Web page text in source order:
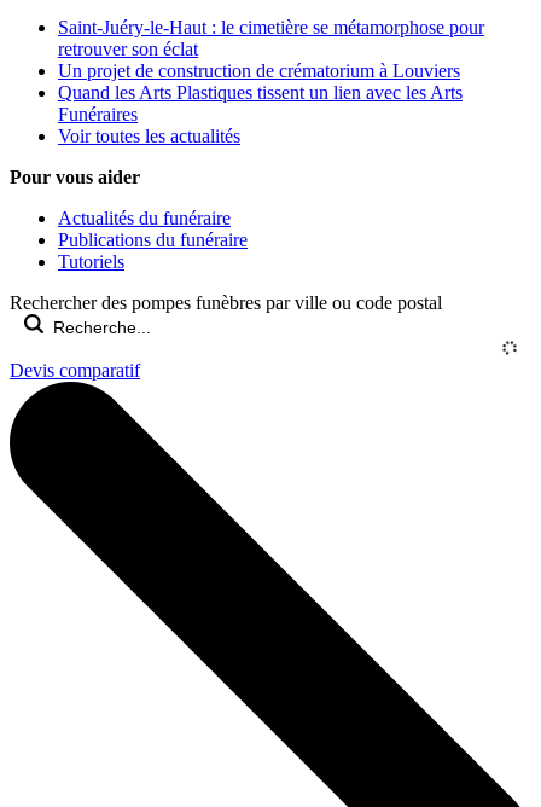
Saint-Juéry-le-Haut : le cimetière se métamorphose pour
retrouver son éclat
Un projet de construction de crématorium à Louviers
Quand les Arts Plastiques tissent un lien avec les Arts
Funéraires
Voir toutes les actualités
Pour vous aider
Actualités du funéraire
Publications du funéraire
Tutoriels
Rechercher des pompes funèbres par ville ou code postal
Devis comparatif